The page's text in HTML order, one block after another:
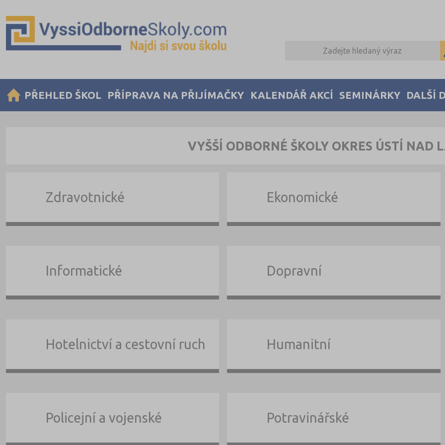
PŘEHLED ŠKOL PŘÍPRAVA NA PŘIJÍMAČKY KALENDÁŘ AKCÍ SEMINÁRKY DALŠÍ
VYŠŠÍ ODBORNÉ ŠKOLY OKRES ÚSTÍ NAD
Zdravotnické Ekonomické
Informatické Dopravní
Hotelnictví a cestovní ruch Humanitní
Policejní a vojenské Potravinářské